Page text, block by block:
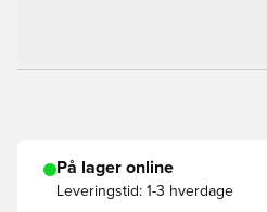
På lager online
Leveringstid: 1-3 hverdage